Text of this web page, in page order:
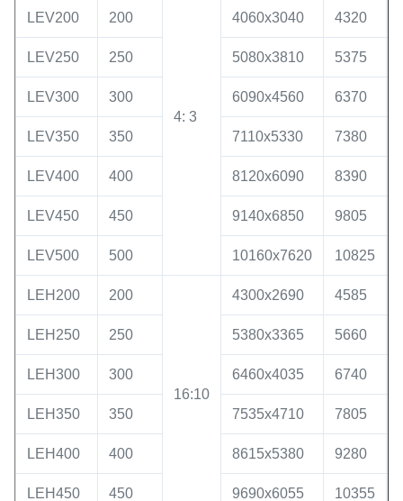
4: 3
LEV200 200 4060x3040 4320
LEV250 250 5080x3810 5375
LEV300 300 6090x4560 6370
LEV350 350 7110x5330 7380
LEV400 400 8120x6090 8390
LEV450 450 9140x6850 9805
LEV500 500 10160x7620 10825
LEH200 200
16:10
4300x2690 4585
LEH250 250 5380x3365 5660
LEH300 300 6460x4035 6740
LEH350 350 7535x4710 7805
LEH400 400 8615x5380 9280
LEH450 450 9690x6055 10355